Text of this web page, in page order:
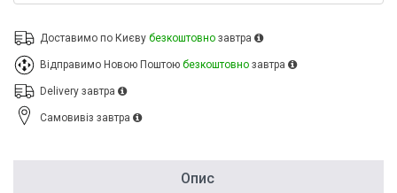
Доставимо по Києву безкоштовно завтра
Відправимо Новою Поштою безкоштовно завтра
Delivery завтра
Cамовивіз завтра
Опис